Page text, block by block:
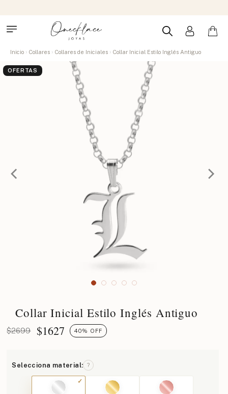
Inicio Collares Collares de Iniciales Collar Inicial Estilo Inglés Antiguo
OFERTAS
Collar Inicial Estilo Inglés Antiguo
$2699 $1627 40% OFF
Selecciona material: ?